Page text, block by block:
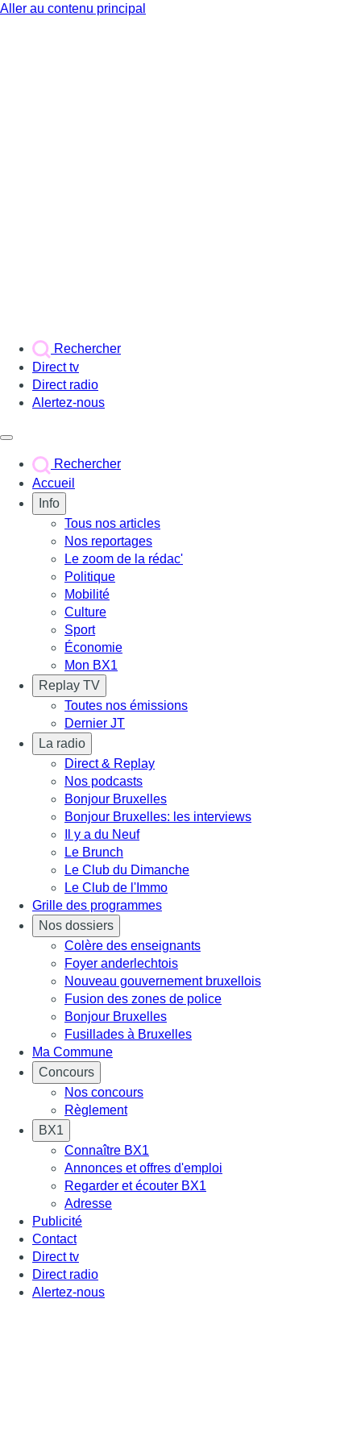
Aller au contenu principal
Rechercher
Direct tv
Direct radio
Alertez-nous
Rechercher
Accueil
Info
Tous nos articles
Nos reportages
Le zoom de la rédac'
Politique
Mobilité
Culture
Sport
Économie
Mon BX1
Replay TV
Toutes nos émissions
Dernier JT
La radio
Direct & Replay
Nos podcasts
Bonjour Bruxelles
Bonjour Bruxelles: les interviews
Il y a du Neuf
Le Brunch
Le Club du Dimanche
Le Club de l'Immo
Grille des programmes
Nos dossiers
Colère des enseignants
Foyer anderlechtois
Nouveau gouvernement bruxellois
Fusion des zones de police
Bonjour Bruxelles
Fusillades à Bruxelles
Ma Commune
Concours
Nos concours
Règlement
BX1
Connaître BX1
Annonces et offres d'emploi
Regarder et écouter BX1
Adresse
Publicité
Contact
Direct tv
Direct radio
Alertez-nous